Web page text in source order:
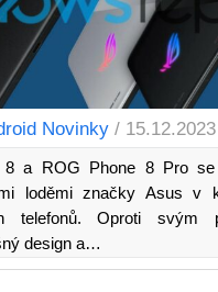
Novinky / 15.12.2023
8 a ROG Phone 8 Pro
loděmi značky Asus v
telefonů. Oproti svým
design a…